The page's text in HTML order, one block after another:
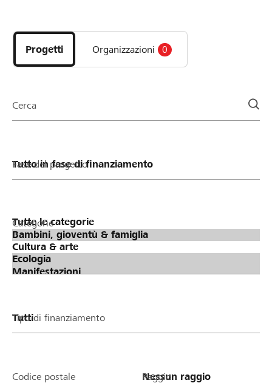
DE FR IT
i
progetti
e
della
Progetti Organizzazioni 0
Cerca
Fase del progetto
Categorie
Tipo di finanziamento
Codice postale Raggio